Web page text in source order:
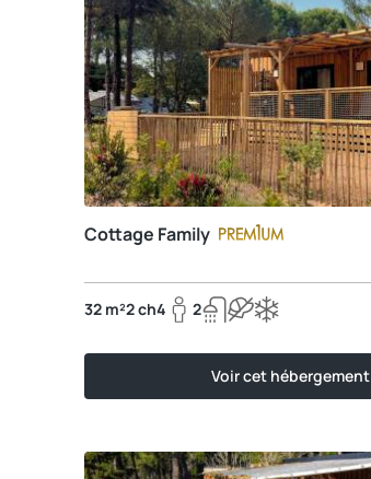
Cottage Family
32 m²2 ch4 2
Voir cet hébergement